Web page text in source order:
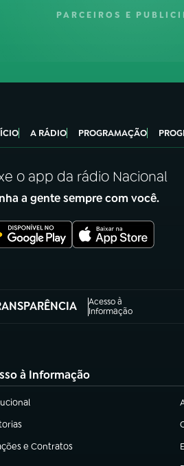
PARCEIROS E
A RÁDIO PROGRAMAÇÃO
o app da rádio Nacional
a gente sempre com você.
Acesso à
Informação
nova aba)
à Informação
nova aba)
nova aba)
e Contratos
em nova aba)